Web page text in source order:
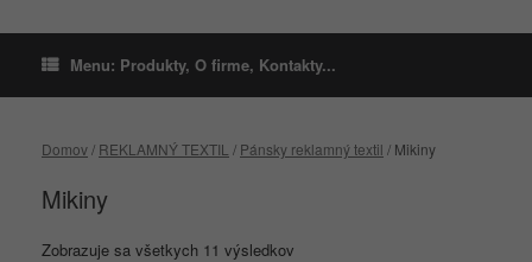
Menu: Produkty, O firme, Kontakty...
Domov/ REKLAMNÝ TEXTIL / Pánsky reklamný textil / Mikiny
Mikiny
Zobrazuje sa všetkych 11 výsledkov